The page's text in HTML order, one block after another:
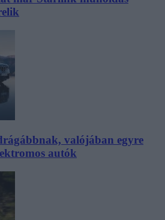
valójában egyre
autók